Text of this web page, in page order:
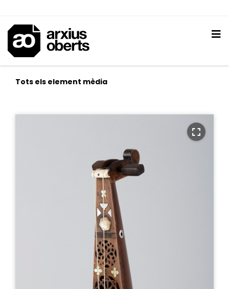
Tots els element mèdia